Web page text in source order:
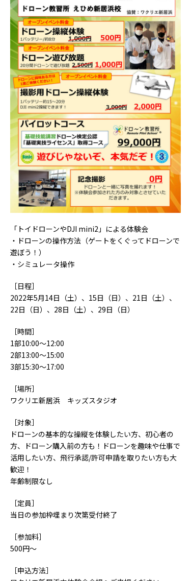
「トイドローンやDJI mini2」による体験会
・ドローンの操作方法（ゲートをくぐってドローンで
遊ぼう！）
・シミュレータ操作
［日程］
2022年5月14日（土）、15日（日）、21日（土）、
22日（日）、28日（土）、29日（日）
［時間］
1部10:00～12:00
2部13:00～15:00
3部15:30～17:00
［場所］
ワクリエ新居浜 キッズスタジオ
［対象］
ドローンの基本的な操縦を体験したい方、初心者の
方、ドローン購入前の方も！ドローンを趣味や仕事で
活用したい方、飛行承認/許可申請を取りたい方も大
歓迎！
年齢制限なし
［定員］
当日の参加枠埋まり次第受付終了
［参加料］
500円～
［申込方法］